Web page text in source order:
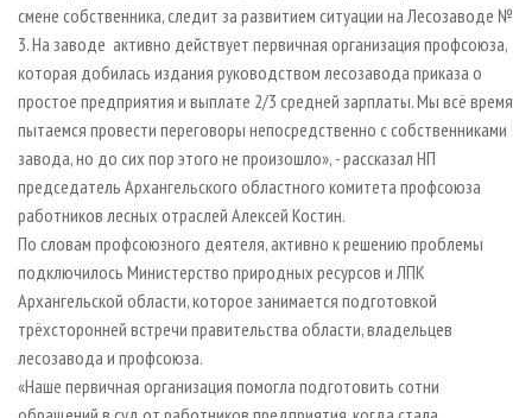
смене собственника, следит за развитием ситуации на Лесозаводе №
3. На заводе активно действует первичная организация профсоюза,
которая добилась издания руководством лесозавода приказа о
простое предприятия и выплате 2/3 средней зарплаты. Мы всё время
пытаемся провести переговоры непосредственно с собственниками
завода, но до сих пор этого не произошло», - рассказал НП
председатель Архангельского областного комитета профсоюза
работников лесных отраслей Алексей Костин.
По словам профсоюзного деятеля, активно к решению проблемы
подключилось Министерство природных ресурсов и ЛПК
Архангельской области, которое занимается подготовкой
трёхсторонней встречи правительства области, владельцев
лесозавода и профсоюза.
«Наше первичная организация помогла подготовить сотни